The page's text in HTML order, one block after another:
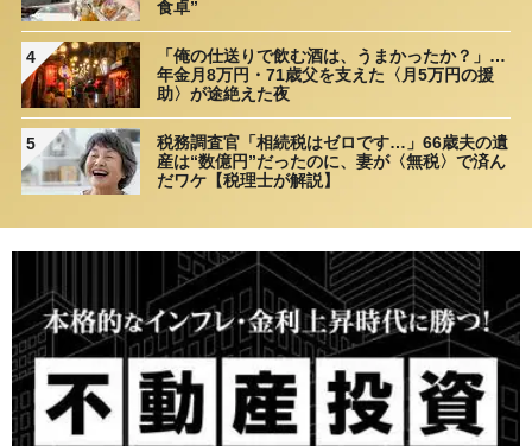
食卓”
4
「俺の仕送りで飲む酒は、うまかったか？」…
年金月8万円・71歳父を支えた〈月5万円の援
助〉が途絶えた夜
5
税務調査官「相続税はゼロです…」66歳夫の遺
産は“数億円”だったのに、妻が〈無税〉で済ん
だワケ【税理士が解説】